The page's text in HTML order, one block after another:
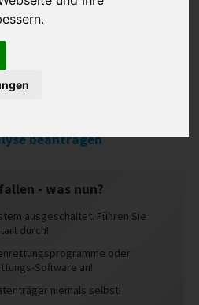
Hilfe
Ablauf
Gründe
RAID-Kunden
beantragen
- was nun?
ausgeschaltet. Führen Sie
durch!
oder
Software an!
niemals selbst!